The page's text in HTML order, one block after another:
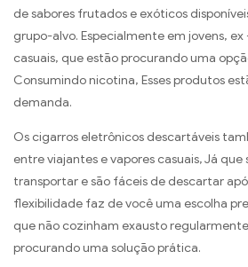
de sabores frutados e exóticos
grupo-alvo. Especialmente em jovens,
casuais, que estão procurando uma
Consumindo nicotina, Esses produtos
demanda.
Os cigarros eletrônicos descartáveis
entre viajantes e vapores casuais, Já que
transportar e são fáceis de descartar
flexibilidade faz de você uma escolha
que não cozinham exausto
procurando uma solução prática.